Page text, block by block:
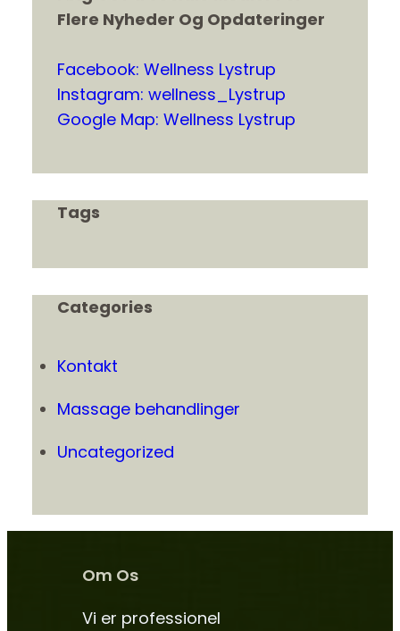
Flere Nyheder Og Opdateringer
Facebook: Wellness Lystrup
Instagram: wellness_Lystrup
Google Map: Wellness Lystrup
Tags
Categories
Kontakt
Massage behandlinger
Uncategorized
Om Os
Vi er professionel